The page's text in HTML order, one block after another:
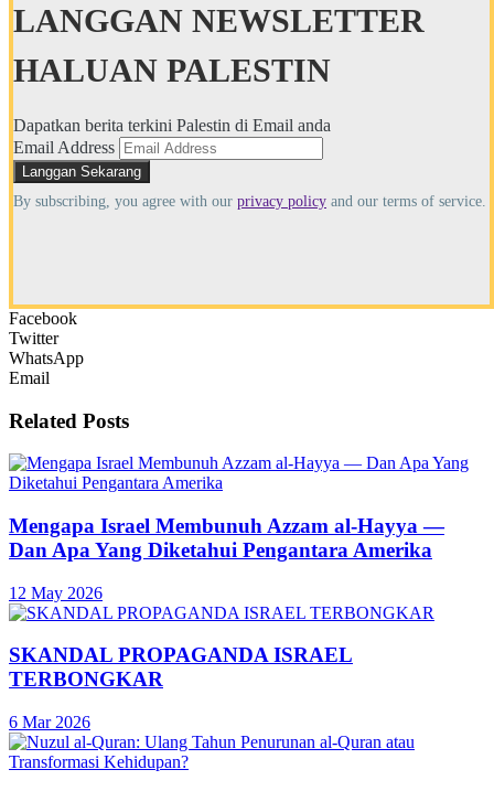
LANGGAN NEWSLETTER
HALUAN PALESTIN
Dapatkan berita terkini Palestin di Email anda
Email Address
By subscribing, you agree with our privacy policy and our terms of service.
Facebook
Twitter
WhatsApp
Email
Related Posts
Mengapa Israel Membunuh Azzam al-Hayya —
Dan Apa Yang Diketahui Pengantara Amerika
12 May 2026
SKANDAL PROPAGANDA ISRAEL
TERBONGKAR
6 Mar 2026